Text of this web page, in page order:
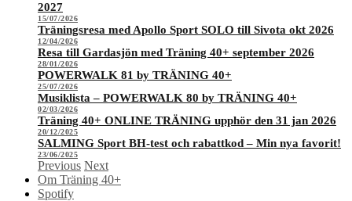
2027
15/07/2026
Träningsresa med Apollo Sport SOLO till Sivota okt 2026
12/04/2026
Resa till Gardasjön med Träning 40+ september 2026
28/01/2026
POWERWALK 81 by TRÄNING 40+
25/07/2026
Musiklista – POWERWALK 80 by TRÄNING 40+
02/03/2026
Träning 40+ ONLINE TRÄNING upphör den 31 jan 2026
20/12/2025
SALMING Sport BH-test och rabattkod – Min nya favorit!
23/06/2025
Previous Next
Om Träning 40+
Spotify